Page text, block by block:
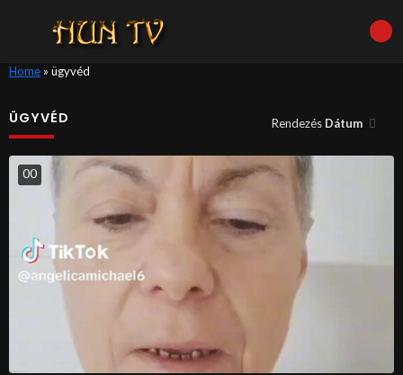
Home» ügyvéd
ÜGYVÉD Rendezés Dátum
00